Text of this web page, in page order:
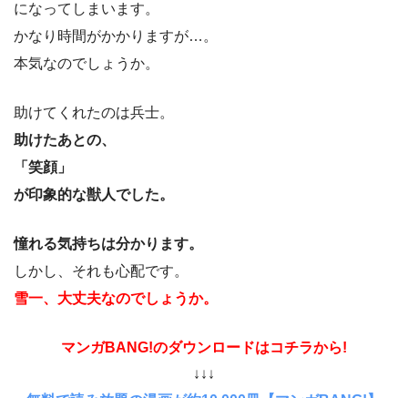
になってしまいます。
かなり時間がかかりますが…。
本気なのでしょうか。
助けてくれたのは兵士。
助けたあとの、
「笑顔」
が印象的な獣人でした。
憧れる気持ちは分かります。
しかし、それも心配です。
雪一、大丈夫なのでしょうか。
マンガBANG!のダウンロードはコチラから!
↓↓↓